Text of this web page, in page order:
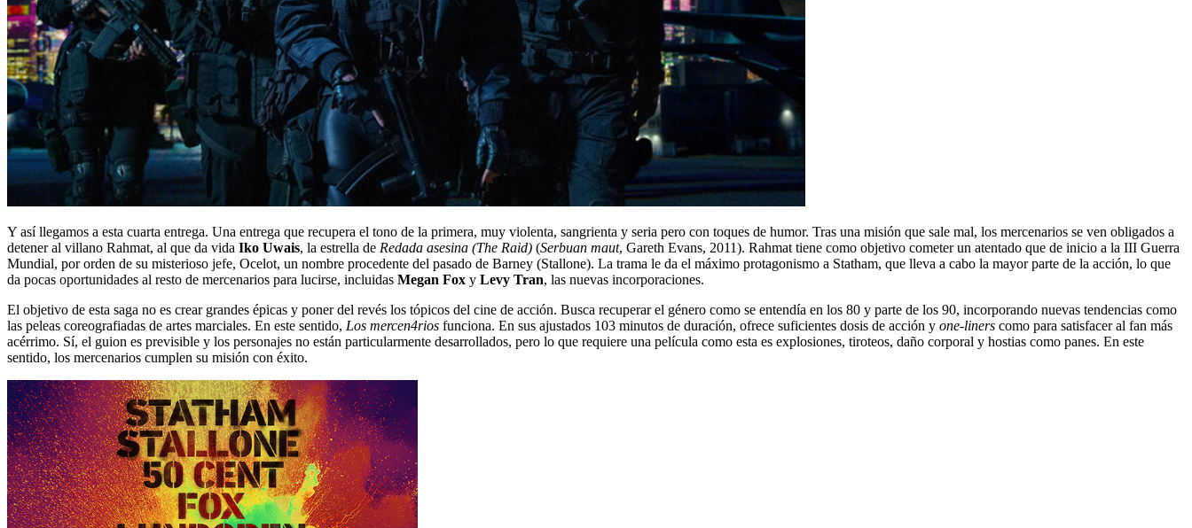
Y así llegamos a esta cuarta entrega. Una entrega que recupera el tono de la primera, muy violenta, sangrienta y seria pero con toques de humor. Tras una misión que sale mal, los mercenarios se ven obligados a
detener al villano Rahmat, al que da vida Iko Uwais, la estrella de Redada asesina (The Raid) (Serbuan maut, Gareth Evans, 2011). Rahmat tiene como objetivo cometer un atentado que de inicio a la III Guerra
Mundial, por orden de su misterioso jefe, Ocelot, un nombre procedente del pasado de Barney (Stallone). La trama le da el máximo protagonismo a Statham, que lleva a cabo la mayor parte de la acción, lo que
da pocas oportunidades al resto de mercenarios para lucirse, incluidas Megan Fox y Levy Tran, las nuevas incorporaciones.
El objetivo de esta saga no es crear grandes épicas y poner del revés los tópicos del cine de acción. Busca recuperar el género como se entendía en los 80 y parte de los 90, incorporando nuevas tendencias como
las peleas coreografiadas de artes marciales. En este sentido, Los mercen4rios funciona. En sus ajustados 103 minutos de duración, ofrece suficientes dosis de acción y one-liners como para satisfacer al fan más
acérrimo. Sí, el guion es previsible y los personajes no están particularmente desarrollados, pero lo que requiere una película como esta es explosiones, tiroteos, daño corporal y hostias como panes. En este
sentido, los mercenarios cumplen su misión con éxito.